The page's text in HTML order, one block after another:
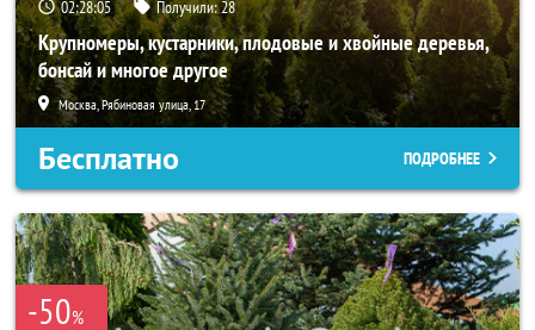
02:28:04 Получили:28
Крупномеры, кустарники, плодовые и хвойные деревья,
бонсай и многое другое
Москва, Рябиновая улица, 17
Бесплатно ПОДРОБНЕЕ
-50%